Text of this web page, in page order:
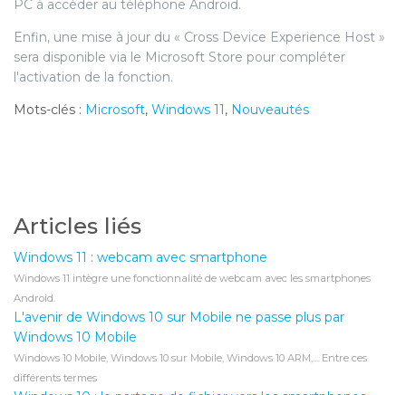
PC à accéder au téléphone Android.
Enfin, une mise à jour du « Cross Device Experience Host »
sera disponible via le Microsoft Store pour compléter
l'activation de la fonction.
Mots-clés : Microsoft, Windows 11, Nouveautés
Articles liés
Windows 11 : webcam avec smartphone
Windows 11 intègre une fonctionnalité de webcam avec les smartphones
Android.
L'avenir de Windows 10 sur Mobile ne passe plus par
Windows 10 Mobile
Windows 10 Mobile, Windows 10 sur Mobile, Windows 10 ARM,… Entre ces
différents termes